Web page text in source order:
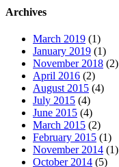
Archives
March 2019 (1)
January 2019 (1)
November 2018 (2)
April 2016 (2)
August 2015 (4)
July 2015 (4)
June 2015 (4)
March 2015 (2)
February 2015 (1)
November 2014 (1)
October 2014 (5)